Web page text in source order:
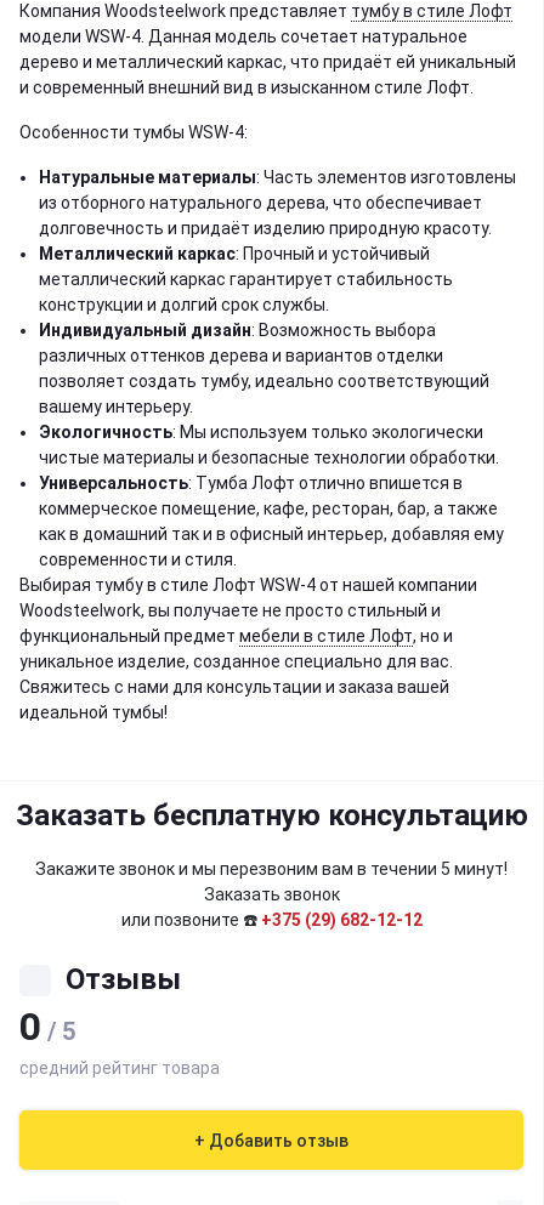
Компания Woodsteelwork представляет тумбу в стиле Лофт
модели WSW-4. Данная модель сочетает натуральное
дерево и металлический каркас, что придаёт ей уникальный
и современный внешний вид в изысканном стиле Лофт.
Особенности тумбы WSW-4:
Натуральные материалы: Часть элементов изготовлены
из отборного натурального дерева, что обеспечивает
долговечность и придаёт изделию природную красоту.
Металлический каркас: Прочный и устойчивый
металлический каркас гарантирует стабильность
конструкции и долгий срок службы.
Индивидуальный дизайн: Возможность выбора
различных оттенков дерева и вариантов отделки
позволяет создать тумбу, идеально соответствующий
вашему интерьеру.
Экологичность: Мы используем только экологически
чистые материалы и безопасные технологии обработки.
Универсальность: Тумба Лофт отлично впишется в
коммерческое помещение, кафе, ресторан, бар, а также
как в домашний так и в офисный интерьер, добавляя ему
современности и стиля.
Выбирая тумбу в стиле Лофт WSW-4 от нашей компании
Woodsteelwork, вы получаете не просто стильный и
функциональный предмет мебели в стиле Лофт, но и
уникальное изделие, созданное специально для вас.
Свяжитесь с нами для консультации и заказа вашей
идеальной тумбы!
Заказать бесплатную консультацию
Закажите звонок и мы перезвоним вам в течении 5 минут!
Заказать звонок
или позвоните ☎️ +375 (29) 682-12-12
Отзывы
0 / 5
средний рейтинг товара
+ Добавить отзыв